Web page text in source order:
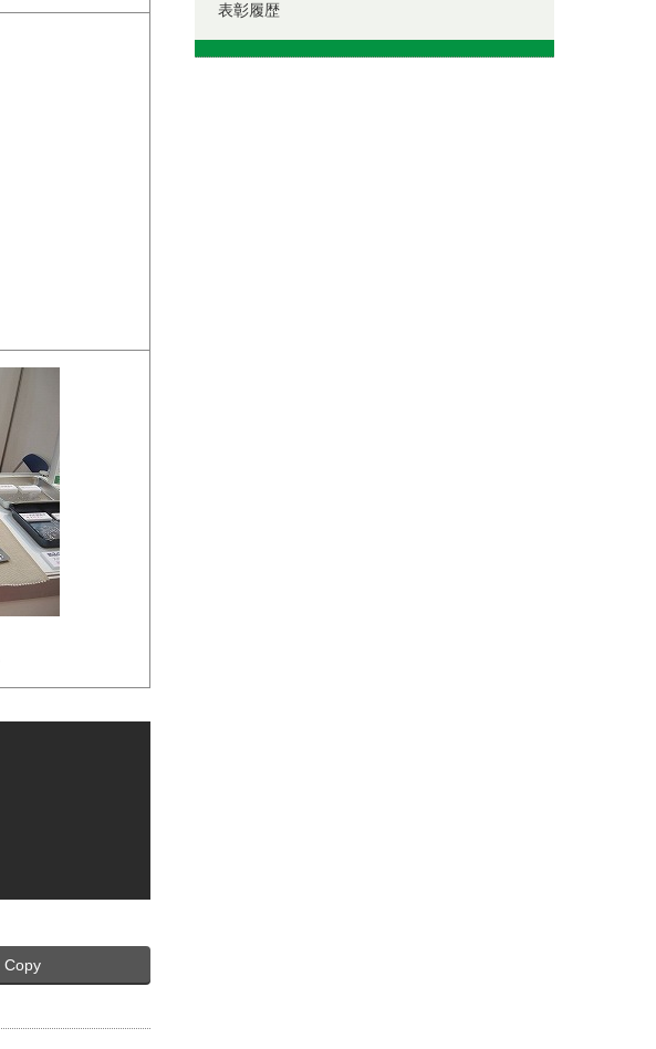
Copy
表彰履歴